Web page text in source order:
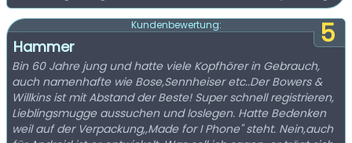
5
Kundenbewertung:
Hammer
Bin 60 Jahre jung und hatte viele Kopfhörer in Gebrauch,
auch namenhafte wie Bose,Sennheiser etc..Der Bowers &
Willkins ist mit Abstand der Beste! Super schnell registrieren,
Lieblingsmugge aussuchen und loslegen. Hatte Bedenken
weil auf der Verpackung,,Made for I Phone" steht. Nein,auch